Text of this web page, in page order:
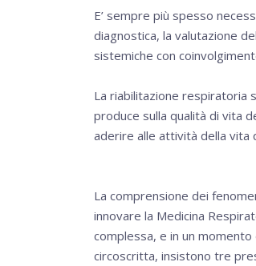
E’ sempre più spesso
diagnostica, la valutazione
sistemiche con
La riabilitazione respiratoria
produce sulla qualità di vita
aderire alle attività della vita
La comprensione dei
innovare la Medicina
complessa, e in un
circoscritta, insistono tre